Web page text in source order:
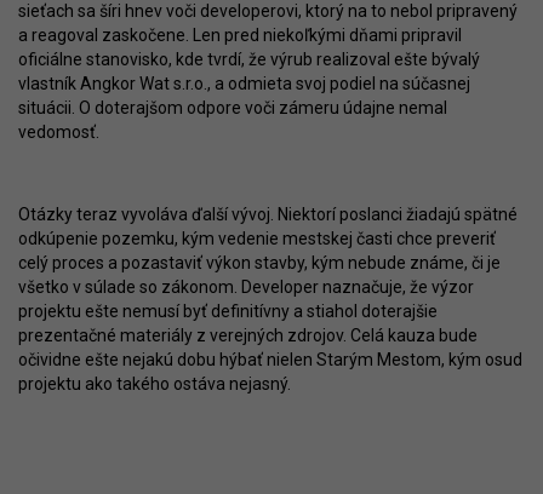
sieťach sa šíri hnev voči developerovi, ktorý na to nebol pripravený
a reagoval zaskočene. Len pred niekoľkými dňami pripravil
oficiálne stanovisko, kde tvrdí, že výrub realizoval ešte bývalý
vlastník Angkor Wat s.r.o., a odmieta svoj podiel na súčasnej
situácii. O doterajšom odpore voči zámeru údajne nemal
vedomosť.
Otázky teraz vyvoláva ďalší vývoj. Niektorí poslanci žiadajú spätné
odkúpenie pozemku, kým vedenie mestskej časti chce preveriť
celý proces a pozastaviť výkon stavby, kým nebude známe, či je
všetko v súlade so zákonom. Developer naznačuje, že výzor
projektu ešte nemusí byť definitívny a stiahol doterajšie
prezentačné materiály z verejných zdrojov. Celá kauza bude
očividne ešte nejakú dobu hýbať nielen Starým Mestom, kým osud
projektu ako takého ostáva nejasný.